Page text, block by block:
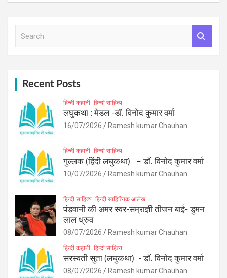
Recent Posts
हिन्दी कहानी हिन्दी साहित्य
लघुकथा : मेडल -डॉ. विनोद कुमार वर्मा
16/07/2026 Ramesh kumar Chauhan
हिन्दी कहानी हिन्दी साहित्य
गुल्लक (हिंदी लघुकथा) – डॉ. विनोद कुमार वर्मा
10/07/2026 Ramesh kumar Chauhan
हिन्दी साहित्य हिन्दी साहित्यिक आलेख
पंडवानी की अमर स्वर-सम्राज्ञी तीजन बाई- डुमन
लाल ध्रुव
08/07/2026 Ramesh kumar Chauhan
हिन्दी कहानी हिन्दी साहित्य
सरस्वती सुता (लघुकथा) ​- डॉ. विनोद कुमार वर्मा
08/07/2026 Ramesh kumar Chauhan